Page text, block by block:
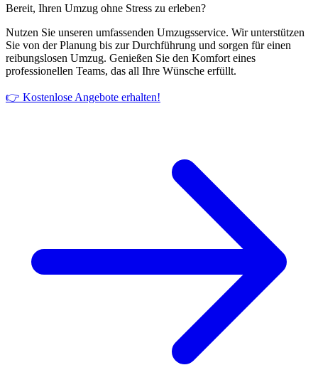
Bereit, Ihren Umzug ohne Stress zu erleben?
Nutzen Sie unseren umfassenden Umzugsservice. Wir unterstützen
Sie von der Planung bis zur Durchführung und sorgen für einen
reibungslosen Umzug. Genießen Sie den Komfort eines
professionellen Teams, das all Ihre Wünsche erfüllt.
👉 Kostenlose Angebote erhalten!